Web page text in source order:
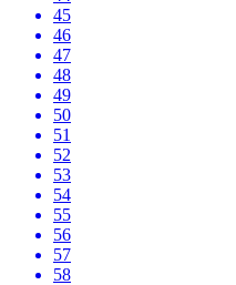
45
46
47
48
49
50
51
52
53
54
55
56
57
58